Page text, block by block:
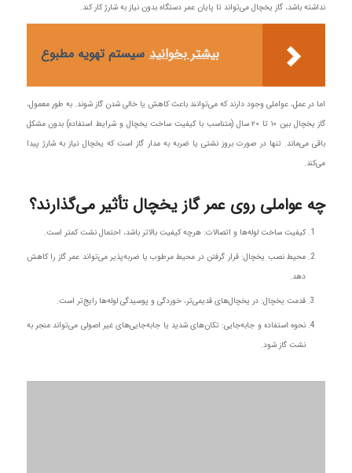
نداشته باشد، گاز یخچال می‌تواند تا پایان عمر دستگاه بدون نیاز به شارژ کار کند.
بیشتر بخوانید سیستم تهویه مطبوع
اما در عمل، عواملی وجود دارند که می‌توانند باعث کاهش یا خالی شدن گاز شوند. به طور معمول،
گاز یخچال بین ۱۰ تا ۲۰ سال (متناسب با کیفیت ساخت یخچال و شرایط استفاده) بدون مشکل
باقی می‌ماند. تنها در صورت بروز نشتی یا ضربه به مدار گاز است که یخچال نیاز به شارژ پیدا
می‌کند.
چه عواملی روی عمر گاز یخچال تأثیر می‌گذارند؟
کیفیت ساخت لوله‌ها و اتصالات: هرچه کیفیت بالاتر باشد، احتمال نشت کمتر است.
محیط نصب یخچال: قرار گرفتن در محیط مرطوب یا ضربه‌پذیر می‌تواند عمر گاز را کاهش
دهد.
قدمت یخچال: در یخچال‌های قدیمی‌تر، خوردگی و پوسیدگی لوله‌ها رایج‌تر است.
نحوه استفاده و جابه‌جایی: تکان‌های شدید یا جابه‌جایی‌های غیر اصولی می‌تواند منجر به
نشت گاز شود.